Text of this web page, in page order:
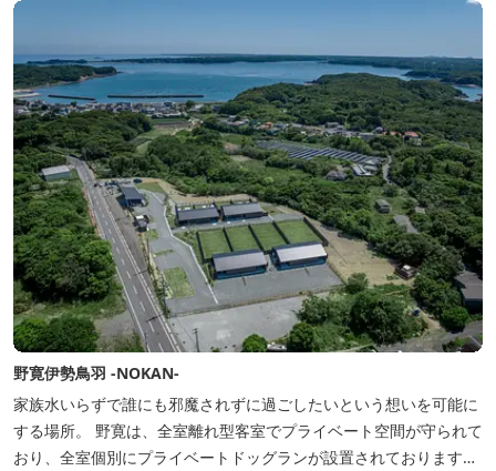
野寛伊勢鳥羽 -NOKAN-
家族水いらずで誰にも邪魔されずに過ごしたいという想いを可能に
する場所。 野寛は、全室離れ型客室でプライベート空間が守られて
おり、全室個別にプライベートドッグランが設置されております。